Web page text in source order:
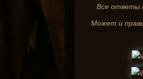
Все ответы
Может и